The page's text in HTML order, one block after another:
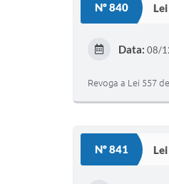
Nº 840
Data: 08/
Revoga a Lei 557
Nº 841